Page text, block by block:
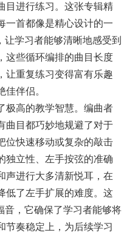
目进行练习。这张专辑精
一首都像是精心设计的一
让学习者能够清晰地感受到
这些循环编排的曲目长度
让重复练习变得富有乐趣
伴侣。
极高的教学智慧。编曲者
曲目都巧妙地规避了对于
位快速移动或复杂的敲击
独立性、左手按弦的准确
声进行大多清新悦耳，在
低了左手扩展的难度。这
音，它确保了学习者能够将
节奏稳定上，为后续学习